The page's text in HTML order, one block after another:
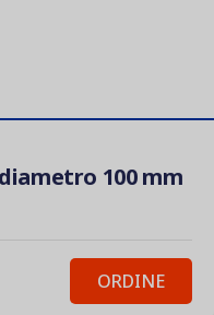
100 mm
ORDINE